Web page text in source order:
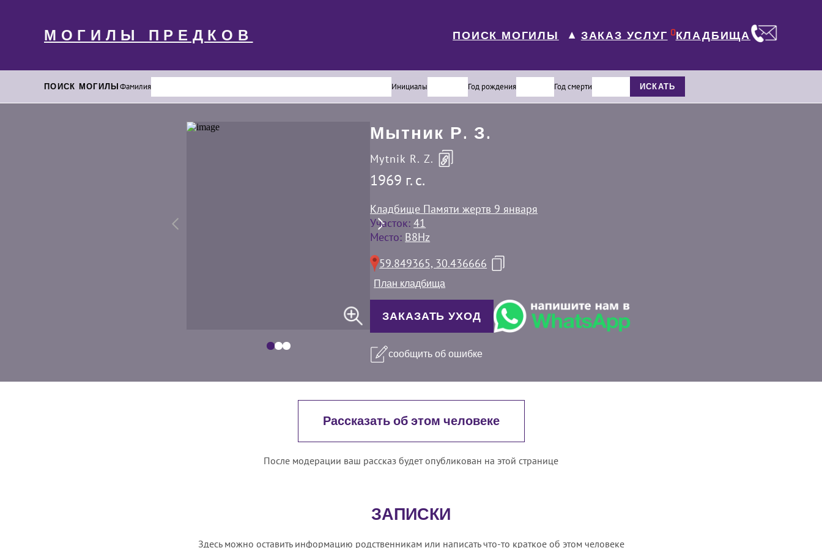
МОГИЛЫ ПРЕДКОВ ПОИСК МОГИЛЫ ▼ ЗАКАЗ УСЛУГ 0КЛАДБИЩА
ПОИСК МОГИЛЫФамилия Инициалы Год рождения Год смерти ИСКАТЬ
Мытник Р. З.
Mytnik R. Z.
1969 г. c.
Кладбище Памяти жертв 9 января
Участок: 41
Место: B8Hz
59.849365, 30.436666
План кладбища
ЗАКАЗАТЬ УХОД
сообщить об ошибке
Рассказать об этом человеке
После модерации ваш рассказ будет опубликован на этой странице
ЗАПИСКИ
Здесь можно оставить информацию родственникам или написать что-то краткое об этом человеке